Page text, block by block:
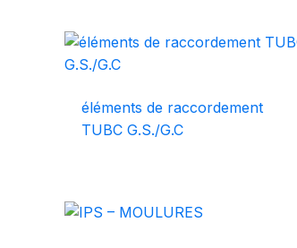
éléments de raccordement
TUBC G.S./G.C